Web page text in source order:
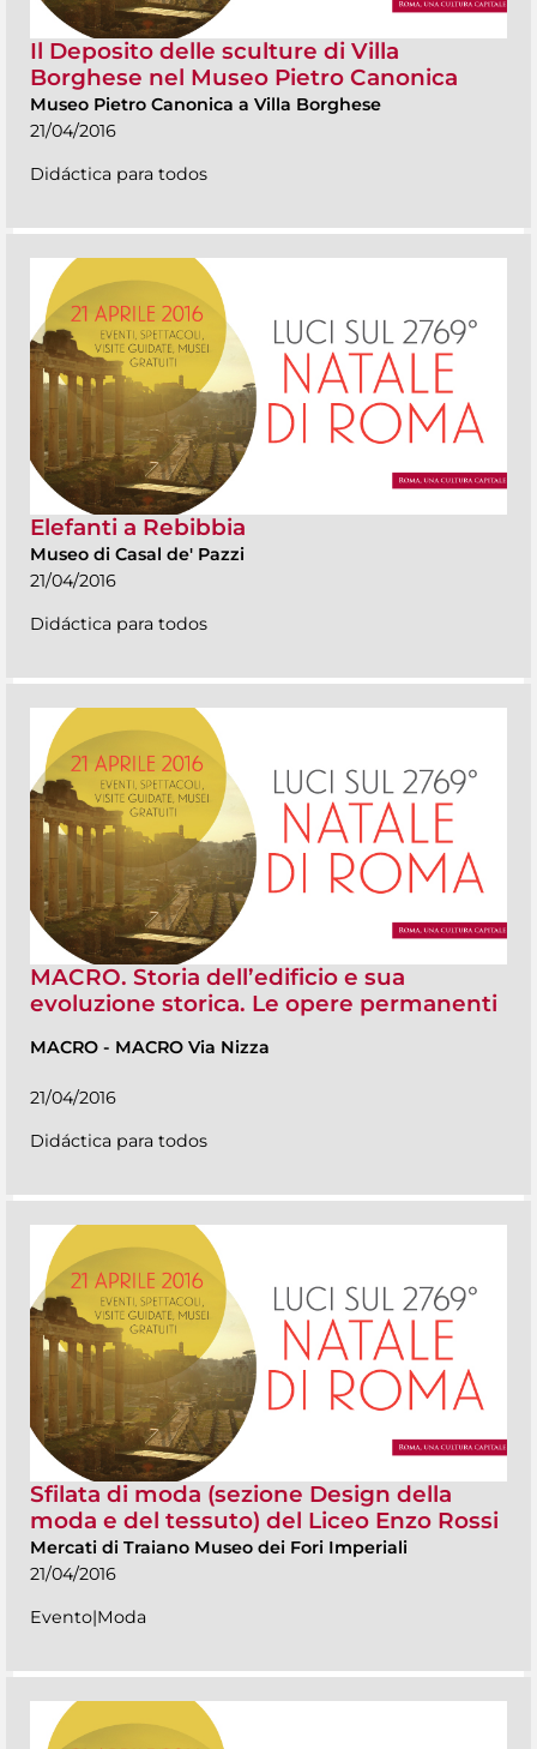
Il Deposito delle sculture di Villa
Borghese nel Museo Pietro Canonica
Museo Pietro Canonica a Villa Borghese
21/04/2016
Didáctica para todos
Elefanti a Rebibbia
Museo di Casal de' Pazzi
21/04/2016
Didáctica para todos
MACRO. Storia dell’edificio e sua
evoluzione storica. Le opere permanenti
MACRO - MACRO Via Nizza
21/04/2016
Didáctica para todos
Sfilata di moda (sezione Design della
moda e del tessuto) del Liceo Enzo Rossi
Mercati di Traiano Museo dei Fori Imperiali
21/04/2016
Evento|Moda